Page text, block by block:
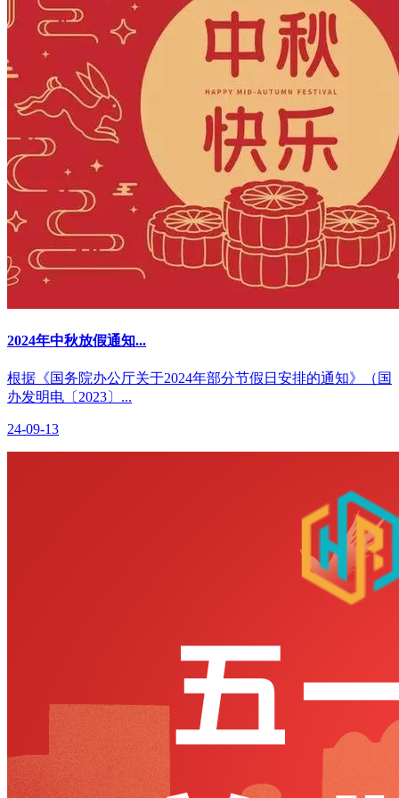
2024年中秋放假通知...
根据《国务院办公厅关于2024年部分节假日安排的通知》（国
办发明电〔2023〕...
24-09-13